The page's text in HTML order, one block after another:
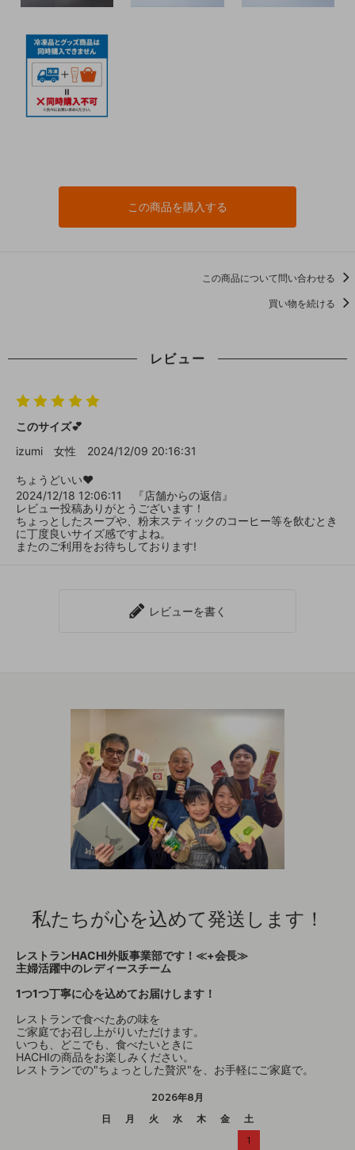
この商品を購入する
この商品について問い合わせる
買い物を続ける
レビュー
このサイズ💕
izumi
女性 2024/12/09 20:16:31
ちょうどいい♥
2024/12/18 12:06:11 『店舗からの返信』
レビュー投稿ありがとうございます！
ちょっとしたスープや、粉末スティックのコーヒー等を飲むとき
に丁度良いサイズ感ですよね。
またのご利用をお待ちしております!
レビューを書く
私たちが心を込めて発送します！
レストランHACHI外販事業部です！≪+会長≫
主婦活躍中のレディースチーム
1つ1つ丁寧に心を込めてお届けします！
レストランで食べたあの味を
ご家庭でお召し上がりいただけます。
いつも、どこでも、食べたいときに
HACHIの商品をお楽しみください。
レストランでの"ちょっとした贅沢"を、お手軽にご家庭で。
2026年8月
日
月 火 水 木 金
土
1